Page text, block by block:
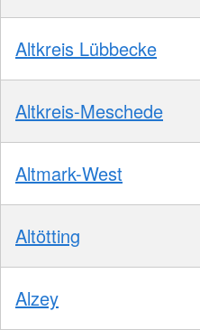
Altkreis Lübbecke
Altkreis-Meschede
Altmark-West
Altötting
Alzey